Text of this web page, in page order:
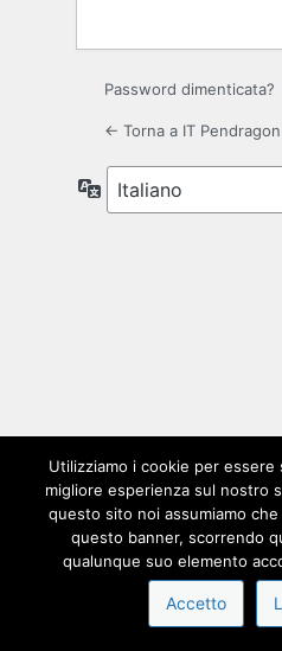
Password dimenticata?
← Torna a IT
Lingua
Utilizziamo i cookie per
migliore esperienza sul nostro
questo sito noi assumiamo
questo banner, scorrendo
qualunque suo elemento
Accetto